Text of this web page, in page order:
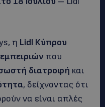
η Lidl Κύπρου
που
διατροφή και
, δείχνοντας ότι
να είναι απλές